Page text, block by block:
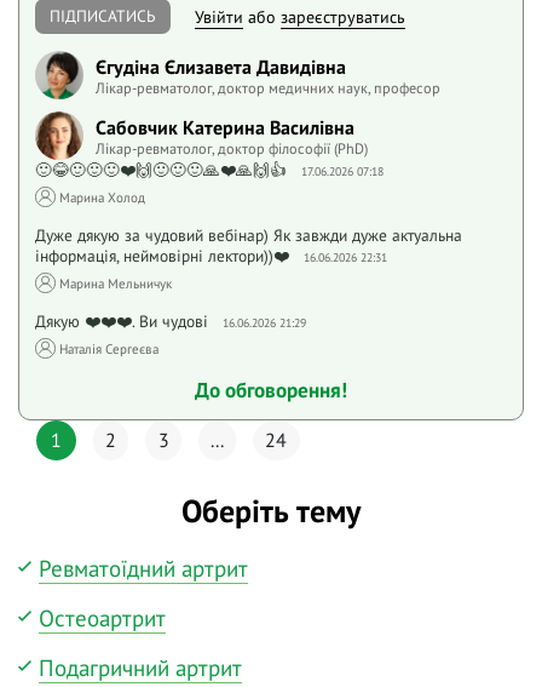
ПІДПИСАТИСЬ Увійти або зареєструватись
Єгудіна Єлизавета Давидівна
Лікар-ревматолог, доктор медичних наук, професор
Сабовчик Катерина Василівна
Лікар-ревматолог, доктор філософії (PhD)
🙂😂🙂🙂🙂❤️🙌🙂🙂🙂🙏❤️🙏🙌👍 17.06.2026 07:18
Марина Холод
Дуже дякую за чудовий вебінар) Як завжди дуже актуальна
інформація, неймовірні лектори))❤️
16.06.2026 22:31
Марина Мельничук
Дякую ❤️❤️❤️. Ви чудові 16.06.2026 21:29
Наталія Сергеєва
До обговорення!
1 2 3 ... 24
Оберіть тему
Ревматоїдний артрит
Остеоартрит
Подагричний артрит